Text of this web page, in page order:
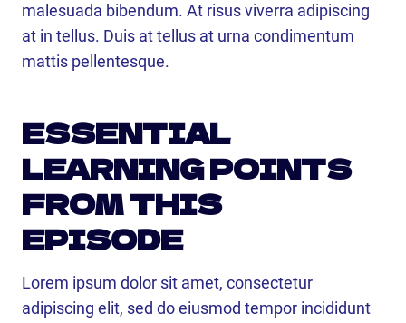
malesuada bibendum. At risus viverra adipiscing
at in tellus. Duis at tellus at urna condimentum
mattis pellentesque.
ESSENTIAL
LEARNING POINTS
FROM THIS
EPISODE
Lorem ipsum dolor sit amet, consectetur
adipiscing elit, sed do eiusmod tempor incididunt